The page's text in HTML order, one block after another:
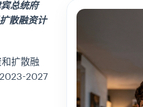
总统府
散融资计
扩散融
2027